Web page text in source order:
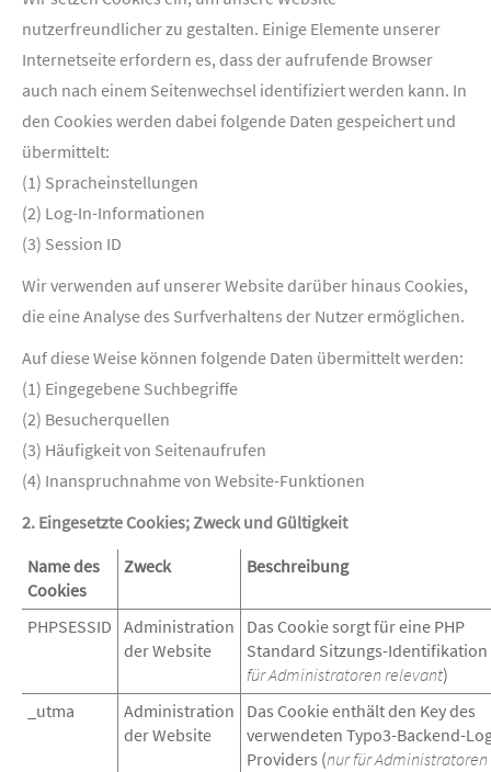
nutzerfreundlicher zu gestalten. Einige Elemente unserer
Internetseite erfordern es, dass der aufrufende Browser
auch nach einem Seitenwechsel identifiziert werden kann. In
den Cookies werden dabei folgende Daten gespeichert und
übermittelt:
(1) Spracheinstellungen
(2) Log-In-Informationen
(3) Session ID
Wir verwenden auf unserer Website darüber hinaus Cookies,
die eine Analyse des Surfverhaltens der Nutzer ermöglichen.
Auf diese Weise können folgende Daten übermittelt werden:
(1) Eingegebene Suchbegriffe
(2) Besucherquellen
(3) Häufigkeit von Seitenaufrufen
(4) Inanspruchnahme von Website-Funktionen
2. Eingesetzte Cookies; Zweck und Gültigkeit
Name des
Cookies
Zweck Beschreibung
PHPSESSID
Administration
der Website
Das Cookie sorgt für eine PHP
Standard Sitzungs-Identifikation
für Administratoren relevant)
_utma
Administration
der Website
Das Cookie enthält den Key des
verwendeten Typo3-Backend-
Providers (nur für Administratoren